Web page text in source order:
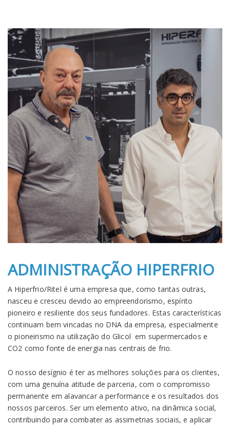
ADMINISTRAÇÃO HIPERFRIO
A Hiperfrio/Ritel é uma empresa que, como tantas outras,
nasceu e cresceu devido ao empreendorismo, espírito
pioneiro e resiliente dos seus fundadores. Estas características
continuam bem vincadas no DNA da empresa, especialmente
o pioneirismo na utilização do Glicol em supermercados e
CO2 como fonte de energia nas centrais de frio.
O nosso desígnio é ter as melhores soluções para os clientes,
com uma genuína atitude de parceria, com o compromisso
permanente em alavancar a performance e os resultados dos
nossos parceiros. Ser um elemento ativo, na dinâmica social,
contribuindo para combater as assimetrias sociais, e aplicar